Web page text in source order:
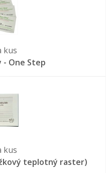
kus
One Step
kus
teplotný raster)